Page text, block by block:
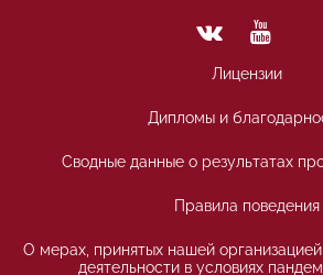
Лицензии
Дипломы и
Сводные данные о результатах
Правила поведения
О мерах, принятых нашей
деятельности в условиях